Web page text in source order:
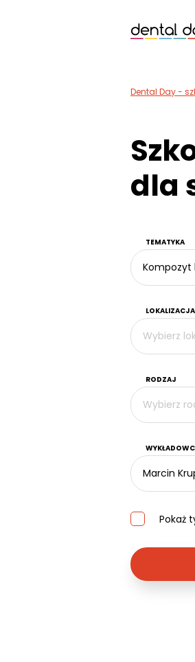
Dental Day -
dla
TEMATYKA
Kompozyt
LOKALIZACJA
Wybierz
RODZAJ
Wybierz
Marcin
Pokaż